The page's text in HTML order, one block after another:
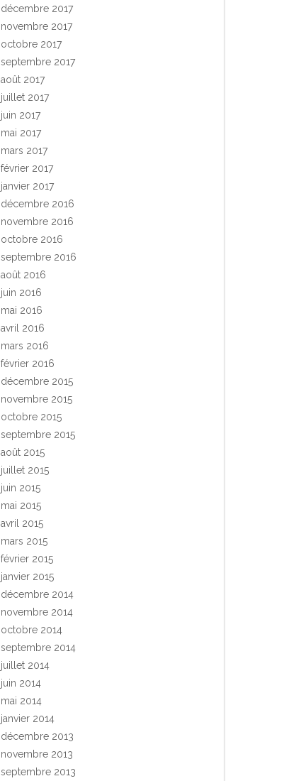
décembre 2017
novembre 2017
octobre 2017
septembre 2017
août 2017
juillet 2017
juin 2017
mai 2017
mars 2017
février 2017
janvier 2017
décembre 2016
novembre 2016
octobre 2016
septembre 2016
août 2016
juin 2016
mai 2016
avril 2016
mars 2016
février 2016
décembre 2015
novembre 2015
octobre 2015
septembre 2015
août 2015
juillet 2015
juin 2015
mai 2015
avril 2015
mars 2015
février 2015
janvier 2015
décembre 2014
novembre 2014
octobre 2014
septembre 2014
juillet 2014
juin 2014
mai 2014
janvier 2014
décembre 2013
novembre 2013
septembre 2013